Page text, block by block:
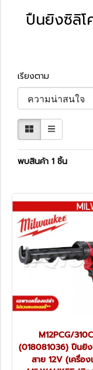
ปืนยิงซิลิโ
เรียงตาม
พบสินค้า 1 ชิ้น
M12PCG/
(018081036) ปืนยิง
สาย 12V (เครื่อง